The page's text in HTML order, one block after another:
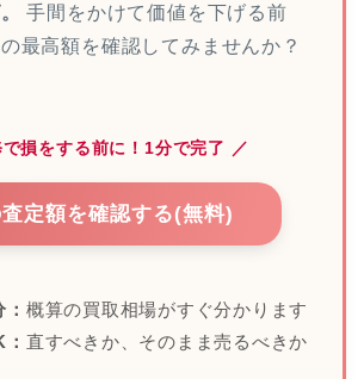
手間をかけて価値を下げる前
最高額を確認してみませんか？
損をする前に！1分で完了 ／
査定額を確認する(無料)
概算の買取相場がすぐ分かります
直すべきか、そのまま売るべきか